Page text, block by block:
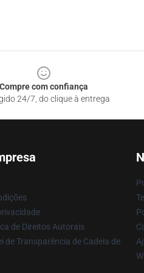
Compre com confiança
24/7, do clique à entrega
de Direitos Autorais
de Transparência de Cadeia de